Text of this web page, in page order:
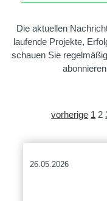
Die aktuellen
laufende Projekte,
schauen Sie
vorherige 1 2
26.05.2026